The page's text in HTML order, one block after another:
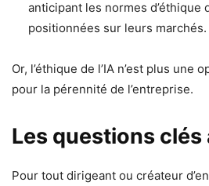
anticipant les normes d’éthique
positionnées sur leurs marchés.
Or, l’éthique de l’IA n’est plus une
pour la pérennité de l’entreprise.
Les questions clés
Pour tout dirigeant ou créateur